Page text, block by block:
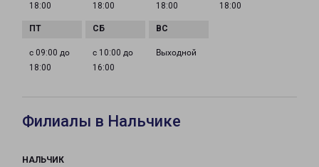
18:00
18:00
18:00
18:00
с 09:00 до
18:00
с 10:00 до
16:00
Выходной
Филиалы в Нальчике
НАЛЬЧИК